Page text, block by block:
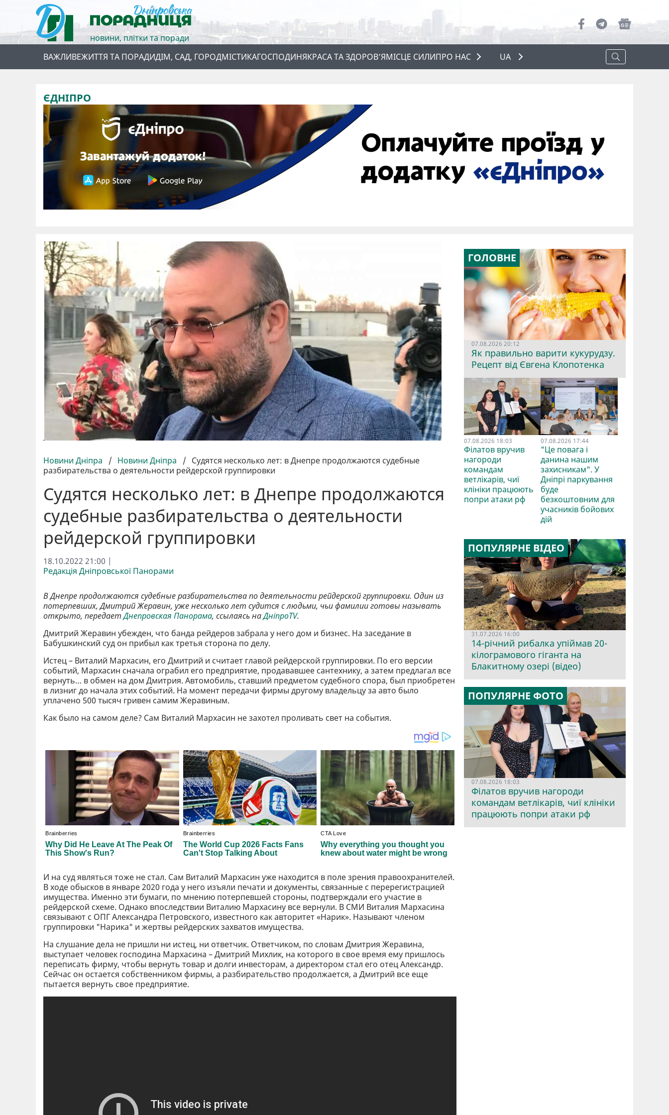
новини, плітки та поради
ВАЖЛИВЕЖИТТЯ ТА ПОРАДИДІМ, САД, ГОРОДМІСТИКАГОСПОДИНЯКРАСА ТА ЗДОРОВ’ЯМІСЦЕ СИЛИПРО НАС
ПРО НАС
UA
ЄДНІПРО
Новини Дніпра / Новини Дніпра / Судятся несколько лет: в Днепре продолжаются судебные
разбирательства о деятельности рейдерской группировки
Судятся несколько лет: в Днепре продолжаются
судебные разбирательства о деятельности
рейдерской группировки
18.10.2022 21:00 |
Редакція Дніпровської Панорами
В Днепре продолжаются судебные разбирательства по деятельности рейдерской группировки. Один из
потерпевших, Дмитрий Жеравин, уже несколько лет судится с людьми, чьи фамилии готовы называть
открыто, передаетДнепровская Панорама, ссылаясь наДніпроTV.
Дмитрий Жеравин убежден, что банда рейдеров забрала у него дом и бизнес. На заседание в
Бабушкинский суд он прибыл как третья сторона по делу.
Истец – Виталий Мархасин, его Дмитрий и считает главой рейдерской группировки. По его версии
событий, Мархасин сначала ограбил его предприятие, продававшее сантехнику, а затем предлагал все
вернуть… в обмен на дом Дмитрия. Автомобиль, ставший предметом судебного спора, был приобретен
в лизниг до начала этих событий. На момент передачи фирмы другому владельцу за авто было
уплачено 500 тысяч гривен самим Жеравиным.
Как было на самом деле? Сам Виталий Мархасин не захотел проливать свет на события.
И на суд являться тоже не стал. Сам Виталий Мархасин уже находится в поле зрения правоохранителей.
В ходе обысков в январе 2020 года у него изъяли печати и документы, связанные с перерегистрацией
имущества. Именно эти бумаги, по мнению потерпевшей стороны, подтверждали его участие в
рейдерской схеме. Однако впоследствии Виталию Мархасину все вернули. В СМИ Виталия Мархасина
связывают с ОПГ Александра Петровского, известного как авторитет «Нарик». Называют членом
группировки "Нарика" и жертвы рейдерских захватов имущества.
На слушание дела не пришли ни истец, ни ответчик. Ответчиком, по словам Дмитрия Жеравина,
выступает человек господина Мархасина – Дмитрий Михлик, на которого в свое время ему пришлось
переписать фирму, чтобы вернуть товар и долги инвесторам, а директором стал его отец Александр.
Сейчас он остается собственником фирмы, а разбирательство продолжается, а Дмитрий все еще
пытается вернуть свое предприятие.
ГОЛОВНЕ
07.08.2026 20:12
Як правильно варити кукурудзу.
Рецепт від Євгена Клопотенка
07.08.2026 18:03
Філатов вручив
нагороди
командам
ветлікарів, чиї
клініки працюють
попри атаки рф
07.08.2026 17:44
"Це повага і
данина нашим
захисникам". У
Дніпрі паркування
буде
безкоштовним для
учасників бойових
дій
ПОПУЛЯРНЕ ВІДЕО
31.07.2026 16:00
14-річний рибалка упіймав 20-
кілограмового гіганта на
Блакитному озері (відео)
ПОПУЛЯРНЕ ФОТО
07.08.2026 18:03
Філатов вручив нагороди
командам ветлікарів, чиї клініки
працюють попри атаки рф